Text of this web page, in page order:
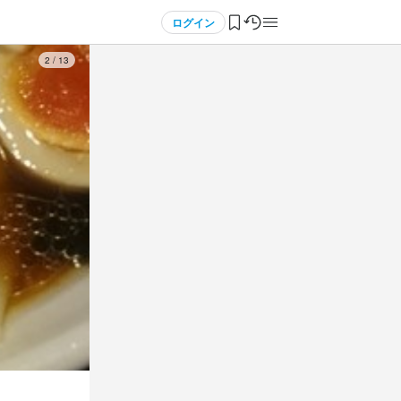
ログイン
3 / 13